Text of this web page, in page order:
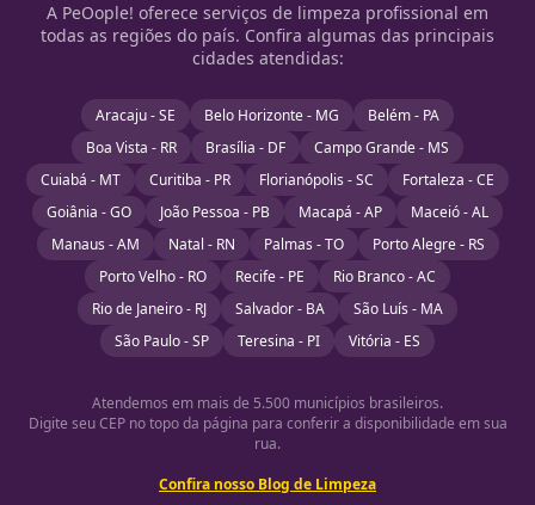
A PeOople! oferece serviços de limpeza profissional em
todas as regiões do país. Confira algumas das principais
cidades atendidas:
Aracaju - SE Belo Horizonte - MG
Belém - PA
Boa Vista - RR
Brasília - DF
Campo Grande - MS
Cuiabá - MT
Curitiba - PR Florianópolis - SC
Fortaleza - CE
Goiânia - GO
João Pessoa - PB Macapá - AP
Maceió - AL
Manaus - AM
Natal - RN Palmas - TO
Porto Alegre - RS
Porto Velho - RO
Recife - PE
Rio Branco - AC
Rio de Janeiro - RJ
Salvador - BA
São Luís - MA
São Paulo - SP
Teresina - PI Vitória - ES
Atendemos em mais de 5.500 municípios brasileiros.
Digite seu CEP no topo da página para conferir a disponibilidade em sua
rua.
Confira nosso Blog de Limpeza